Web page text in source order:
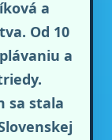
a
Od 10
a
sa stala